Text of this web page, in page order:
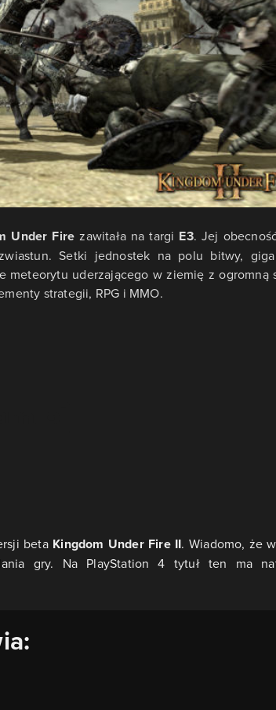
Under Fire zawitała na targi E3. Jej
Setki jednostek na polu bitwy,
meteorytu uderzającego w ziemię z ogromną
strategii, RPG i MMO.
beta Kingdom Under Fire II. Wiadomo, że
gry. Na PlayStation 4 tytuł ten ma